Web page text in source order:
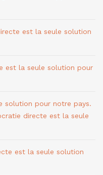
est la seule solution
est la seule solution pour
solution pour notre pays.
directe est la seule
est la seule solution